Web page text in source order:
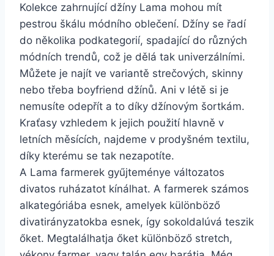
Kolekce zahrnující džíny Lama mohou mít
pestrou škálu módního oblečení. Džíny se řadí
do několika podkategorií, spadající do různých
módních trendů, což je dělá tak univerzálními.
Můžete je najít ve variantě strečových, skinny
nebo třeba boyfriend džínů. Ani v létě si je
nemusíte odepřít a to díky džínovým šortkám.
Kraťasy vzhledem k jejich použití hlavně v
letních měsících, najdeme v prodyšném textilu,
díky kterému se tak nezapotíte.
A Lama farmerek gyűjteménye változatos
divatos ruházatot kínálhat. A farmerek számos
alkategóriába esnek, amelyek különböző
divatirányzatokba esnek, így sokoldalúvá teszik
őket. Megtalálhatja őket különböző stretch,